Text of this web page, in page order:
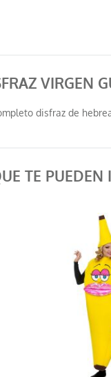
VIRGEN
disfraz de
TE PUEDEN